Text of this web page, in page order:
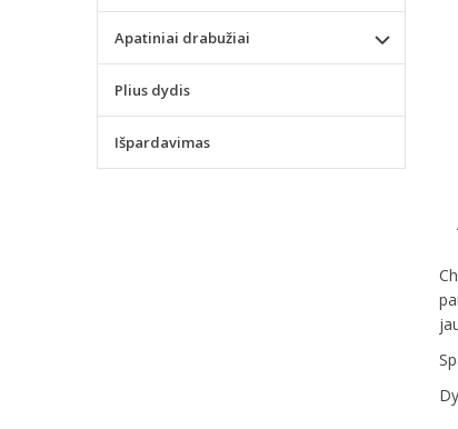
Apatiniai drabužiai
Plius dydis
Išpardavimas